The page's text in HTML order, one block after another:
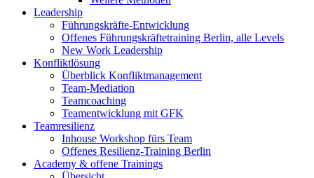
Leadership
Führungskräfte-Entwicklung
Offenes Führungskräftetraining Berlin, alle Levels
New Work Leadership
Konfliktlösung
Überblick Konfliktmanagement
Team-Mediation
Teamcoaching
Teamentwicklung mit GFK
Teamresilienz
Inhouse Workshop fürs Team
Offenes Resilienz-Training Berlin
Academy & offene Trainings